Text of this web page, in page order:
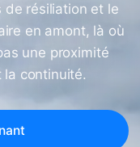
de résiliation et le
en amont, là où
une proximité
la continuité.